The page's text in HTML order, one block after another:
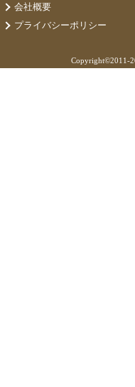
会社概要
プライバシーポリシー
Copyright©2011-